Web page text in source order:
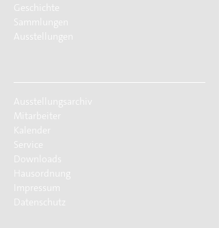
Geschichte
Sammlungen
Ausstellungen
Ausstellungsarchiv
Mitarbeiter
Kalender
Service
Downloads
Hausordnung
Impressum
Datenschutz